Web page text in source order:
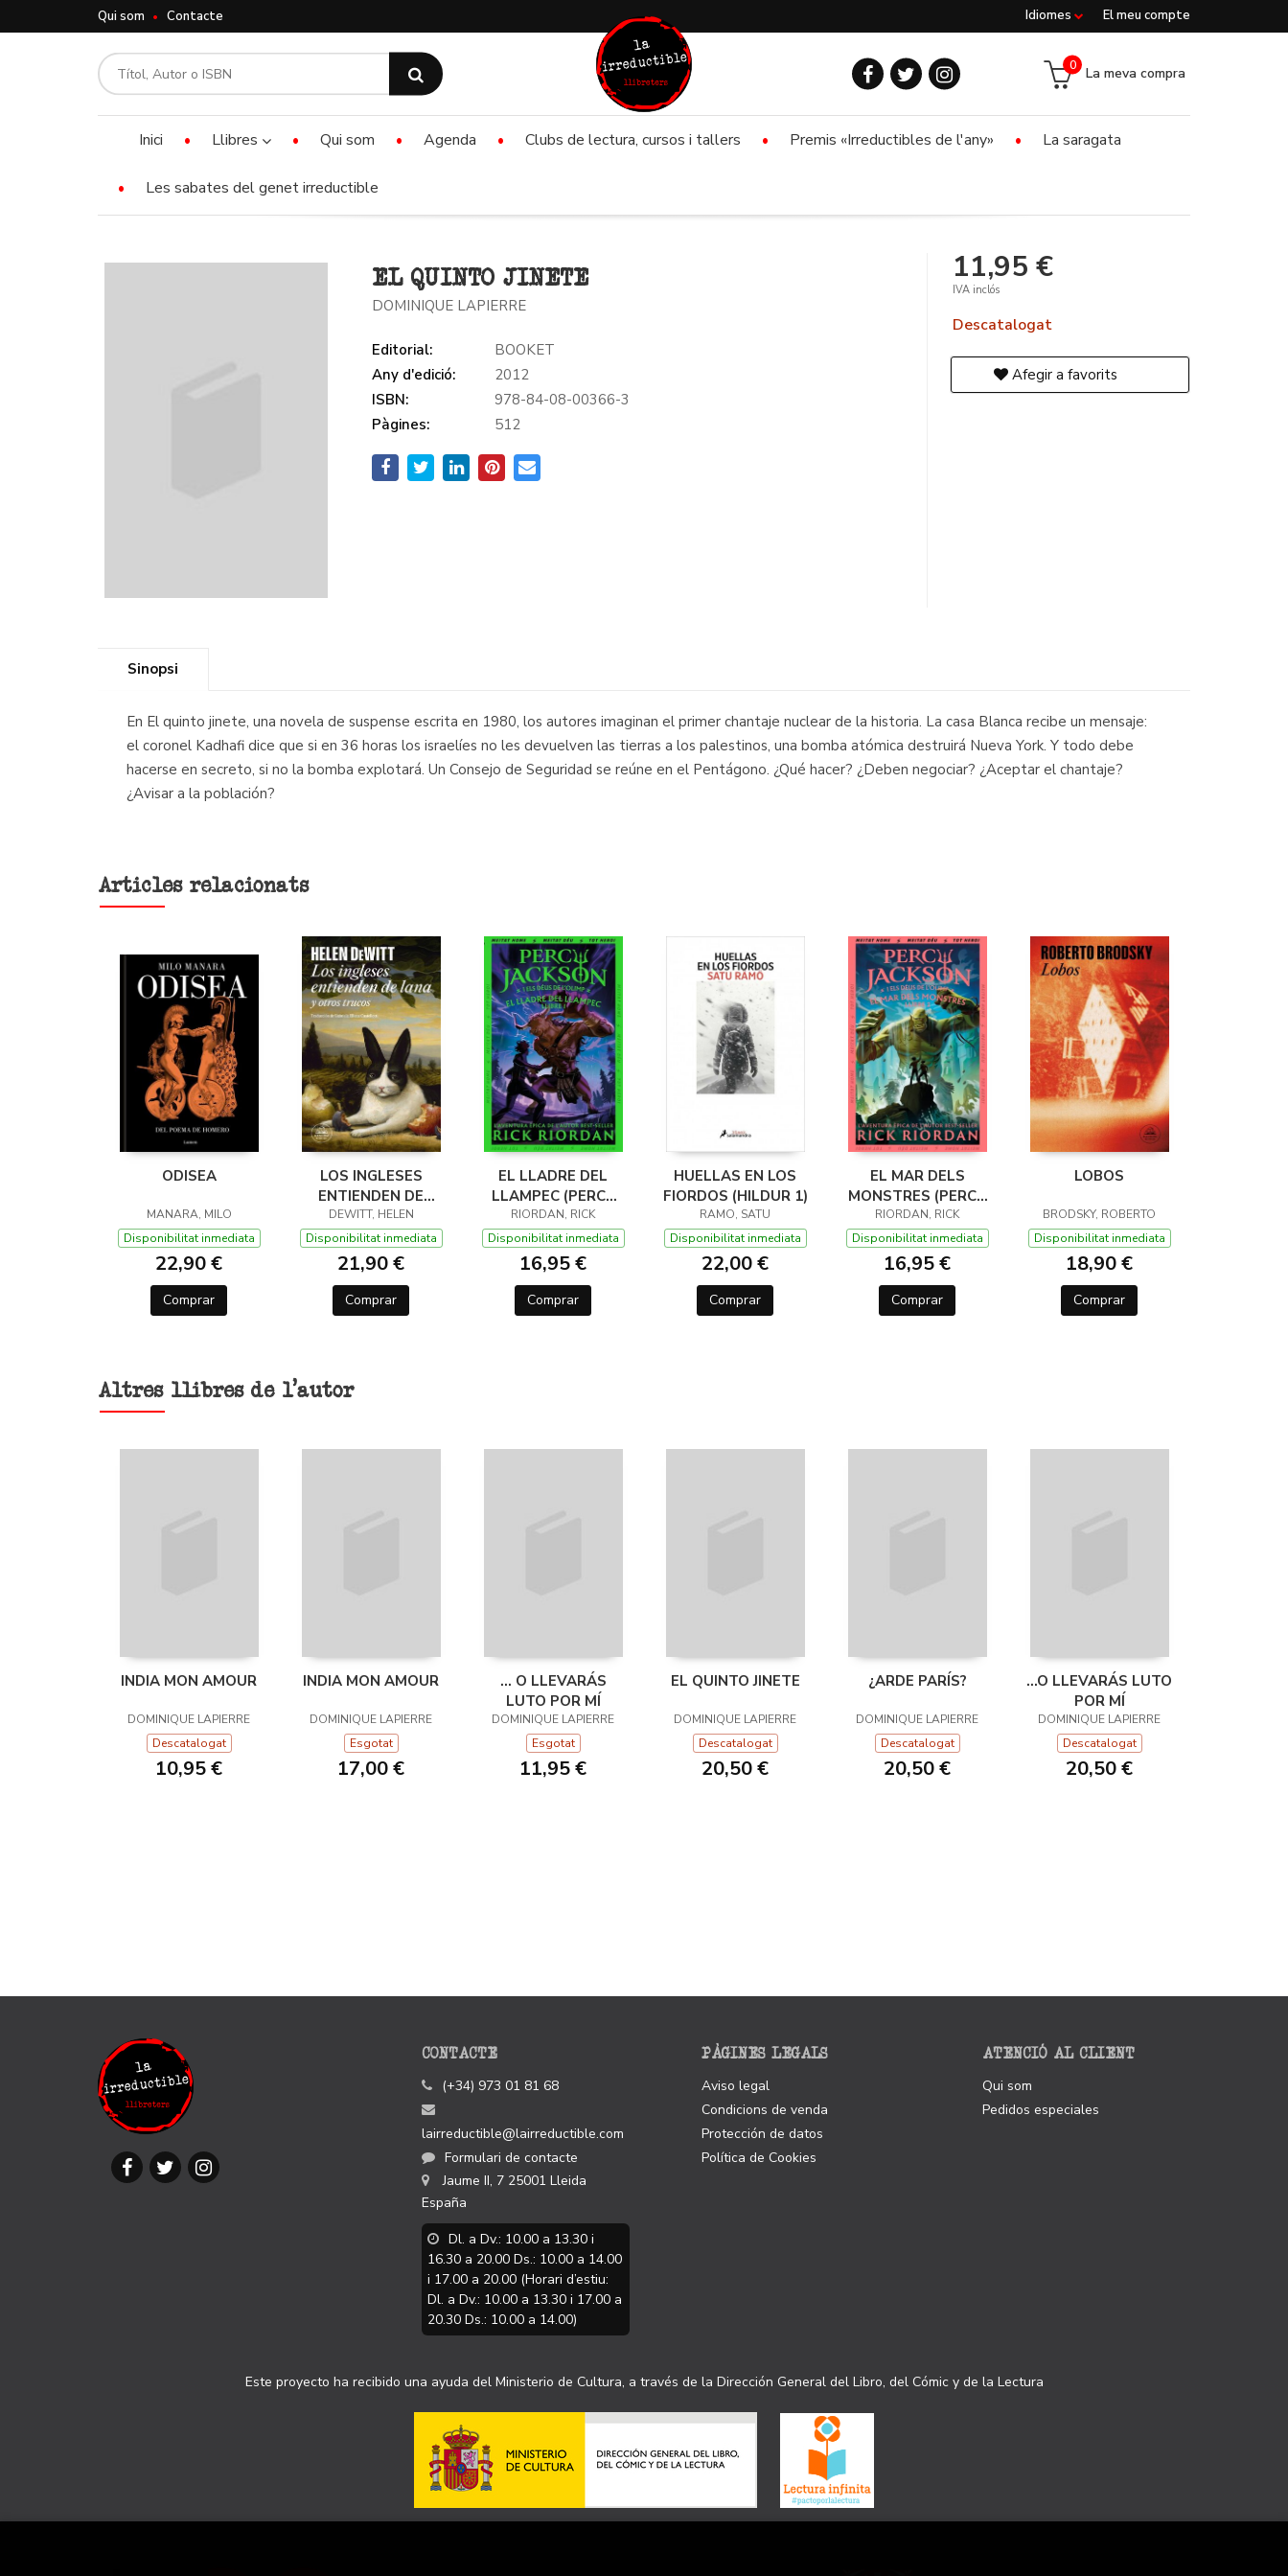
El meu compte
Idiomes
Qui som Contacte
La meva compra
0
Inici Llibres Qui som Agenda Clubs de lectura, cursos i tallers Premis «Irreductibles de l'any» La saragata
Les sabates del genet irreductible
EL QUINTO JINETE
DOMINIQUE LAPIERRE
Editorial:
BOOKET
Any d'edició:
2012
ISBN:
978-84-08-00366-3
Pàgines:
512
11,95 €
IVA inclós
Descatalogat
Afegir a favorits
Sinopsi
En El quinto jinete, una novela de suspense escrita en 1980, los autores imaginan el primer chantaje nuclear de la historia. La casa Blanca recibe un mensaje:
el coronel Kadhafi dice que si en 36 horas los israelíes no les devuelven las tierras a los palestinos, una bomba atómica destruirá Nueva York. Y todo debe
hacerse en secreto, si no la bomba explotará. Un Consejo de Seguridad se reúne en el Pentágono. ¿Qué hacer? ¿Deben negociar? ¿Aceptar el chantaje?
¿Avisar a la población?
Articles relacionats
ODISEA
MANARA, MILO
Disponibilitat inmediata
22,90 €
Comprar
LOS INGLESES
ENTIENDEN DE
LANA (Y OTROS
TRUCOS)
DEWITT, HELEN
Disponibilitat inmediata
21,90 €
Comprar
EL LLADRE DEL
LLAMPEC (PERCY
JACKSON I ELS
DÉUS DE L'OLIMP 1)
RIORDAN, RICK
Disponibilitat inmediata
16,95 €
Comprar
HUELLAS EN LOS
FIORDOS (HILDUR 1)
RAMO, SATU
Disponibilitat inmediata
22,00 €
Comprar
EL MAR DELS
MONSTRES (PERCY
JACKSON I ELS
DÉUS DE L'OLIMP 2)
RIORDAN, RICK
Disponibilitat inmediata
16,95 €
Comprar
LOBOS
BRODSKY, ROBERTO
Disponibilitat inmediata
18,90 €
Comprar
Altres llibres de l'autor
INDIA MON AMOUR
DOMINIQUE LAPIERRE
Descatalogat
10,95 €
INDIA MON AMOUR
DOMINIQUE LAPIERRE
Esgotat
17,00 €
... O LLEVARÁS
LUTO POR MÍ
DOMINIQUE LAPIERRE
Esgotat
11,95 €
EL QUINTO JINETE
DOMINIQUE LAPIERRE
Descatalogat
20,50 €
¿ARDE PARÍS?
DOMINIQUE LAPIERRE
Descatalogat
20,50 €
...O LLEVARÁS LUTO
POR MÍ
DOMINIQUE LAPIERRE
Descatalogat
20,50 €
CONTACTE
(+34) 973 01 81 68
lairreductible@lairreductible.com
Formulari de contacte
Jaume II, 7 25001 Lleida
España
Dl. a Dv.: 10.00 a 13.30 i
16.30 a 20.00 Ds.: 10.00 a 14.00
i 17.00 a 20.00 (Horari d’estiu:
Dl. a Dv.: 10.00 a 13.30 i 17.00 a
20.30 Ds.: 10.00 a 14.00)
PÀGINES LEGALS
Aviso legal
Condicions de venda
Protección de datos
Política de Cookies
ATENCIÓ AL CLIENT
Qui som
Pedidos especiales
Este proyecto ha recibido una ayuda del Ministerio de Cultura, a través de la Dirección General del Libro, del Cómic y de la Lectura